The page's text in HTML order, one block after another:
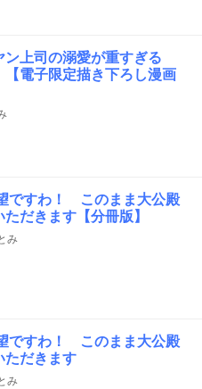
ン上司の溺愛が重すぎる
【電子限定描き下ろし漫画
ですわ！ このまま大公殿
だきます【分冊版】
み
ですわ！ このまま大公殿
ただきます
み